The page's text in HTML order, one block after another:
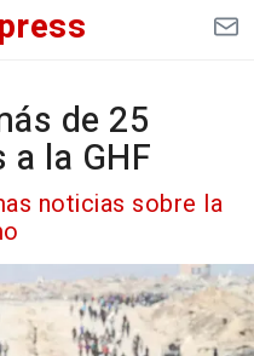
press
de 25
la GHF
noticias sobre la